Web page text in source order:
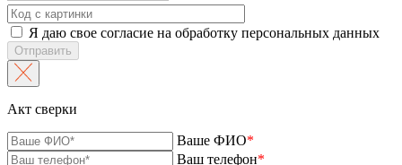
Я даю свое согласие на обработку персональных данных
Отправить
Акт сверки
Ваше ФИО*
Ваш телефон*